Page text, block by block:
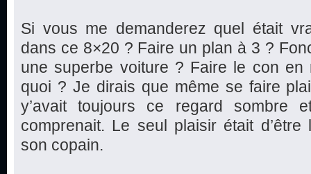
Si vous me demanderez quel était
dans ce 8×20 ? Faire un plan à 3 ?
une superbe voiture ? Faire le con en
quoi ? Je dirais que même se faire
y’avait toujours ce regard sombre
comprenait. Le seul plaisir était
son copain.